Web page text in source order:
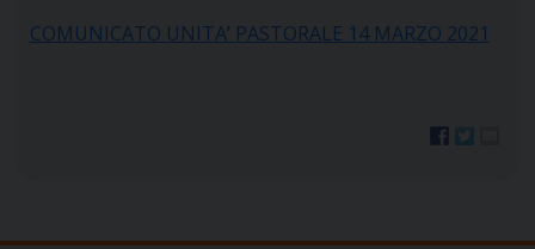
COMUNICATO UNITA’ PASTORALE 14 MARZO 2021